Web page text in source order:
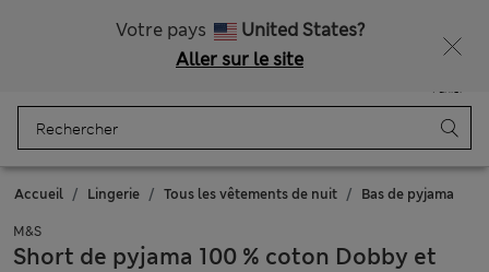
Votre pays
United States?
Aller sur le site
Panier
Accueil Lingerie Tous les vêtements de nuit Bas de pyjama
M&S
Short de pyjama 100 % coton Dobby et